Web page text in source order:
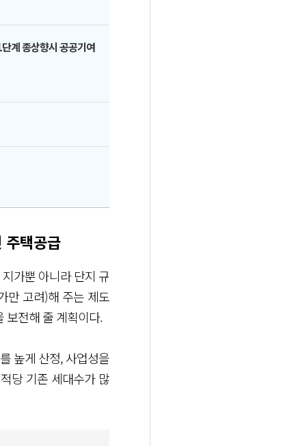
계 종상향시 공공기여
주택공급
가뿐 아니라 단지 규
만 고려)해 주는 제도
보전해 줄 계획이다.
높게 산정, 사업성을
당 기존 세대수가 많